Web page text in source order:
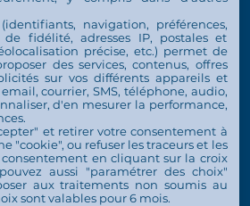
navigation, préférences,
de fidélité, adresses IP, postales et
précise, etc.) permet de
des services, contenus, offres
sur vos différents appareils et
courrier, SMS, téléphone, audio,
d'en mesurer la performance,
et retirer votre consentement à
"cookie", ou refuser les traceurs et les
en cliquant sur la croix
aussi "paramétrer des choix"
aux traitements non soumis au
sont valables pour 6 mois.